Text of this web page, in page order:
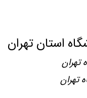
استان تهران
تهران
تهران